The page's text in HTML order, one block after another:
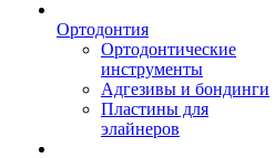
Ортодонтия
Ортодонтические
инструменты
Адгезивы и бондинги
Пластины для
элайнеров